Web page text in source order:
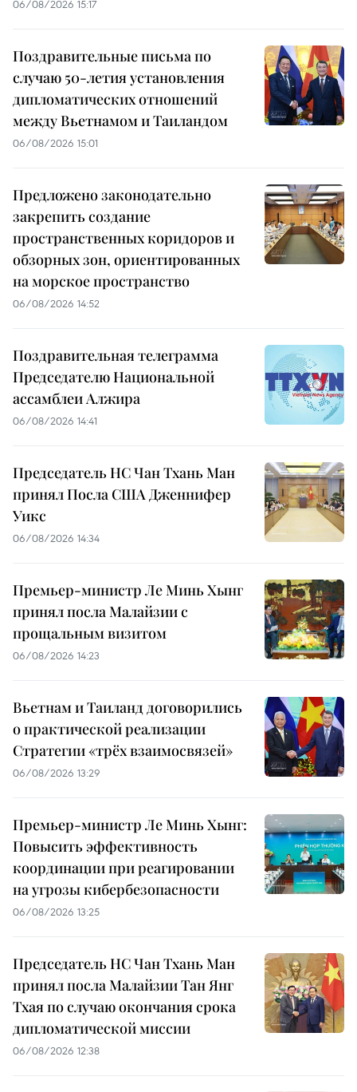
06/08/2026 15:17
Поздравительные письма по
случаю 50-летия установления
дипломатических отношений
между Вьетнамом и Таиландом
06/08/2026 15:01
Предложено законодательно
закрепить создание
пространственных коридоров и
обзорных зон, ориентированных
на морское пространство
06/08/2026 14:52
Поздравительная телеграмма
Председателю Национальной
ассамблеи Алжира
06/08/2026 14:41
Председатель НС Чан Тхань Ман
принял Посла США Дженнифер
Уикс
06/08/2026 14:34
Премьер-министр Ле Минь Хынг
принял посла Малайзии с
прощальным визитом
06/08/2026 14:23
Вьетнам и Таиланд договорились
о практической реализации
Стратегии «трёх взаимосвязей»
06/08/2026 13:29
Премьер-министр Ле Минь Хынг:
Повысить эффективность
координации при реагировании
на угрозы кибербезопасности
06/08/2026 13:25
Председатель НС Чан Тхань Ман
принял посла Малайзии Тан Янг
Тхая по случаю окончания срока
дипломатической миссии
06/08/2026 12:38